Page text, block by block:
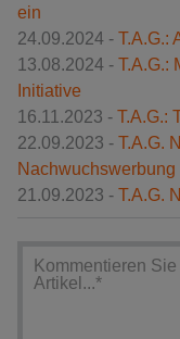
ein
24.09.2024 - T.A.G.:
13.08.2024 - T.A.G.:
Initiative
16.11.2023 - T.A.G.:
22.09.2023 - T.A.G.
Nachwuchswerbung
21.09.2023 - T.A.G.